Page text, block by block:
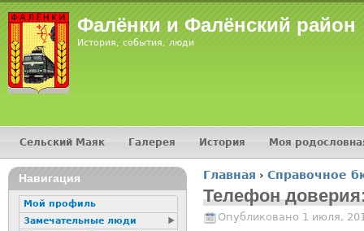
Фалёнки и Фалёнский район
История, события, люди
Вы здесь
Главная › Справочное
Телефон
Опубликовано 1 июля,
Главное меню
Сельский Маяк Галерея История Моя
16+
Навигация
Мой профиль
Замечательные люди